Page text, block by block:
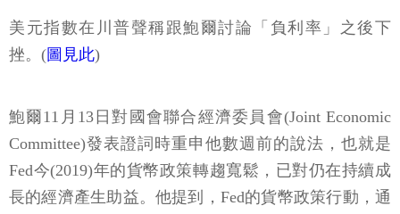
美元指數在川普聲稱跟鮑爾討論「負利率」之後下
挫。(圖見此)
鮑爾11月13日對國會聯合經濟委員會(Joint Economic
Committee)發表證詞時重申他數週前的說法，也就是
Fed今(2019)年的貨幣政策轉趨寬鬆，已對仍在持續成
長的經濟產生助益。他提到，Fed的貨幣政策行動，通